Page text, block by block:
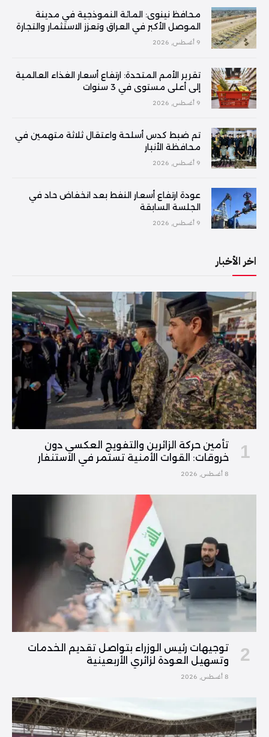
محافظ نينوى: المائة النموذجية في مدينة
الموصل الأكبر في العراق وتعزز الاستثمار والتجارة
9 أغسطس, 2026
تقرير الأمم المتحدة: ارتفاع أسعار الغذاء العالمية
إلى أعلى مستوى في 3 سنوات
9 أغسطس, 2026
تم ضبط كدس أسلحة واعتقال ثلاثة متهمين في
محافظة الأنبار
9 أغسطس, 2026
عودة ارتفاع أسعار النفط بعد انخفاض حاد في
الجلسة السابقة
9 أغسطس, 2026
اخر الأخبار
تأمين حركة الزائرين والتفويج العكسي دون
خروقات: القوات الأمنية تستمر في الاستنفار
8 أغسطس, 2026
توجيهات رئيس الوزراء بتواصل تقديم الخدمات
وتسهيل العودة لزائري الأربعينية
8 أغسطس, 2026